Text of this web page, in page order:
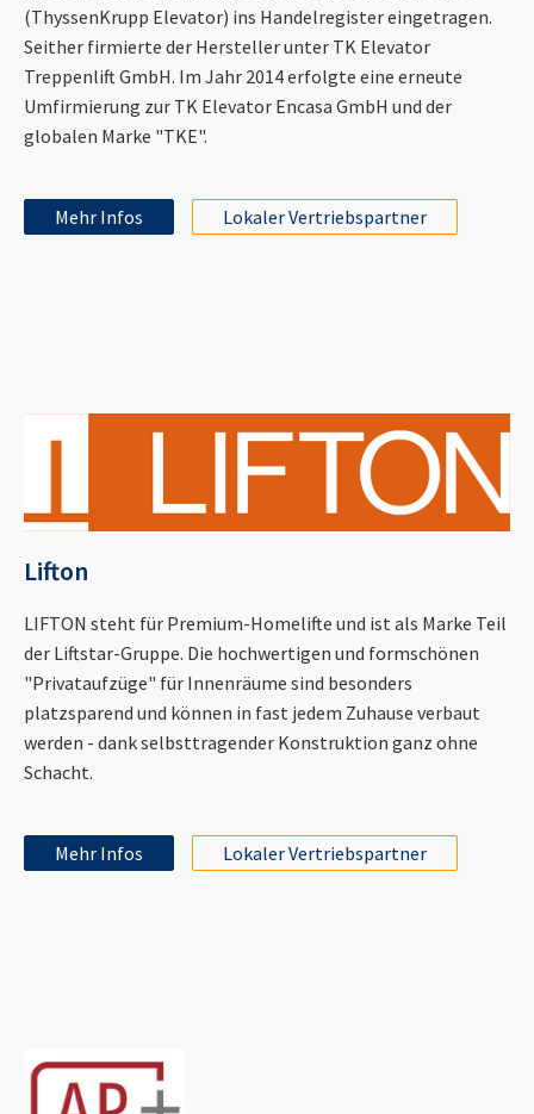
(ThyssenKrupp Elevator) ins Handelregister eingetragen.
Seither firmierte der Hersteller unter TK Elevator
Treppenlift GmbH. Im Jahr 2014 erfolgte eine erneute
Umfirmierung zur TK Elevator Encasa GmbH und der
globalen Marke "TKE".
Mehr Infos Lokaler Vertriebspartner
Lifton
LIFTON steht für Premium-Homelifte und ist als Marke Teil
der Liftstar-Gruppe. Die hochwertigen und formschönen
"Privataufzüge" für Innenräume sind besonders
platzsparend und können in fast jedem Zuhause verbaut
werden - dank selbsttragender Konstruktion ganz ohne
Schacht.
Mehr Infos Lokaler Vertriebspartner